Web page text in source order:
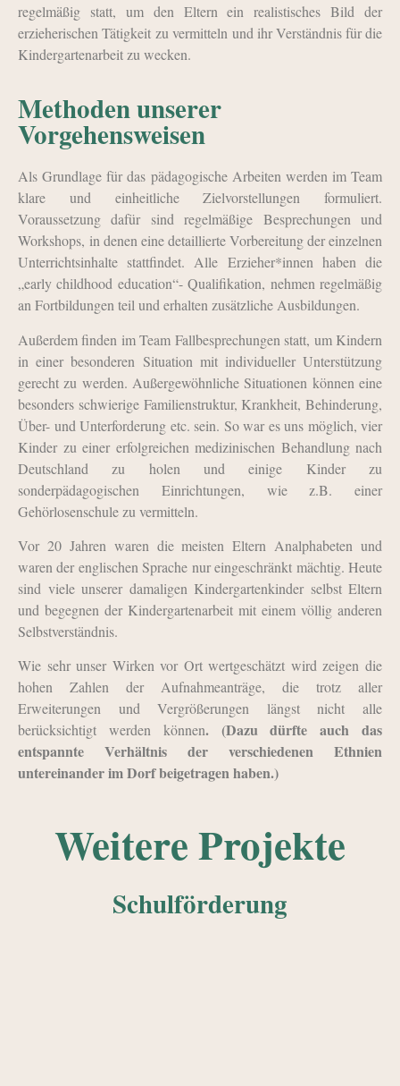
regelmäßig statt, um den Eltern ein realistisches Bild der
erzieherischen Tätigkeit zu vermitteln und ihr Verständnis für die
Kindergartenarbeit zu wecken.
Methoden unserer
Vorgehensweisen
Als Grundlage für das pädagogische Arbeiten werden im Team
klare und einheitliche Zielvorstellungen formuliert.
Voraussetzung dafür sind regelmäßige Besprechungen und
Workshops, in denen eine detaillierte Vorbereitung der einzelnen
Unterrichtsinhalte stattfindet. Alle Erzieher*innen haben die
„early childhood education“- Qualifikation, nehmen regelmäßig
an Fortbildungen teil und erhalten zusätzliche Ausbildungen.
Außer­­dem finden im Team Fallbesprechungen statt, um Kindern
in einer besonderen Situation mit individueller Unterstützung
gerecht zu werden. Außer­ge­wöhnliche Situationen können eine
besonders schwierige Familienstruk­tur, Krank­heit, Behinderung,
Über- und Unterforderung etc. sein. So war es uns möglich, vier
Kinder zu einer erfolgreichen medizinischen Behandlung nach
Deutschland zu holen und einige Kinder zu
sonderpädagogischen Einrichtungen, wie z.B. einer
Gehörlosenschule zu vermitteln.
Vor 20 Jahren waren die meisten Eltern Analphabeten und
waren der englischen Sprache nur eingeschränkt mächtig. Heute
sind viele unserer damaligen Kindergartenkinder selbst Eltern
und begegnen der Kindergartenarbeit mit einem völlig anderen
Selbstverständnis.
Wie sehr unser Wirken vor Ort wertgeschätzt wird zeigen die
hohen Zahlen der Aufnahmeanträge, die trotz aller
Erweiterungen und Vergrößerungen längst nicht alle
berücksichtigt werden können. (Dazu dürfte auch das
entspannte Verhältnis der verschiedenen Ethnien
untereinander im Dorf beigetragen haben.)
Weitere Projekte
Schulförderung